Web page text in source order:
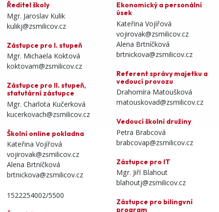
Ředitel školy
Mgr. Jaroslav Kulik
kulikj@zsmilicov.cz
Zástupce pro I. stupeň
Mgr. Michaela Koktová
koktovam@zsmilicov.cz
Zástupce pro II. stupeň,
statutární zástupce
Mgr. Charlota Kučerková
kucerkovach@zsmilicov.cz
Školní online pokladna
Kateřina Vojířová
vojirovak@zsmilicov.cz
Alena Brtníčková
brtnickova@zsmilicov.cz
1522254002/5500
Ekonomický a personální
úsek
Kateřina Vojířová
vojirovak@zsmilicov.cz
Alena Brtníčková
brtnickova@zsmilicov.cz
Referent správy majetku a
vedoucí provozu
Drahomíra Matoušková
matouskovad@zsmilicov.cz
Vedoucí školní družiny
Petra Brabcová
brabcovap@zsmilicov.cz
Zástupce pro IT
Mgr. Jiří Blahout
blahoutj@zsmilicov.cz
Zástupce pro bilingvní
program